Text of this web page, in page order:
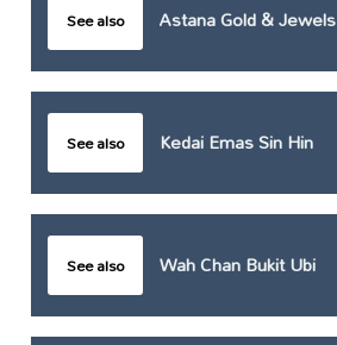
See also Astana Gold & Jewels
See also Kedai Emas Sin Hin
See also Wah Chan Bukit Ubi